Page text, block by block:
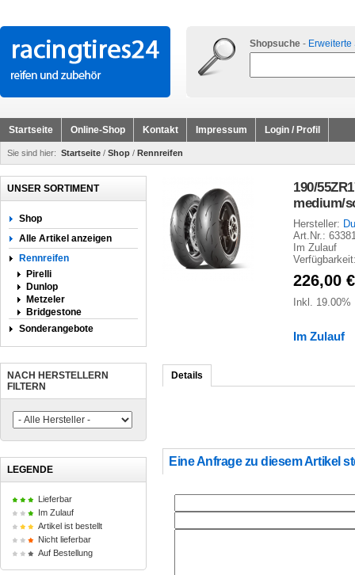
Shopsuche - Erweiterte
Startseite Online-Shop Kontakt Impressum Login / Profil
Sie sind hier: Startseite / Shop / Rennreifen
UNSER SORTIMENT
Shop
Alle Artikel anzeigen
Rennreifen
Pirelli
Dunlop
Metzeler
Bridgestone
Sonderangebote
NACH HERSTELLERN
FILTERN
LEGENDE
Lieferbar
Im Zulauf
Artikel ist bestellt
Nicht lieferbar
Auf Bestellung
190/
medium/
Hersteller:
Art.Nr.:
Im Zulauf
226,00 €
Inkl.
Im Zulauf
Details
Eine Anfrage zu diesem Artikel